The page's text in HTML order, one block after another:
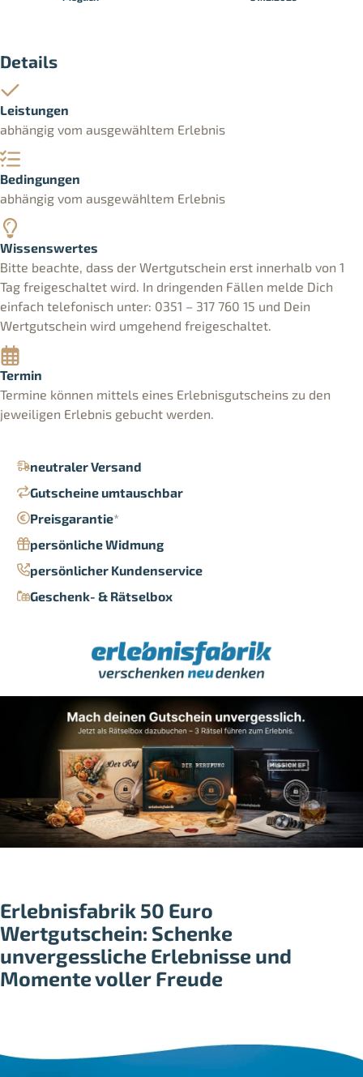
neutraler Versand
Gutscheine umtauschbar
Preisgarantie*
persönliche Widmung
persönlicher Kundenservice
Geschenk- & Rätselbox
Details
Leistungen
abhängig vom ausgewähltem Erlebnis
Bedingungen
abhängig vom ausgewähltem Erlebnis
Wissenswertes
Bitte beachte, dass der Wertgutschein erst innerhalb von 1
Tag freigeschaltet wird. In dringenden Fällen melde Dich
einfach telefonisch unter: 0351 – 317 760 15 und Dein
Wertgutschein wird umgehend freigeschaltet.
Termin
Termine können mittels eines Erlebnisgutscheins zu den
jeweiligen Erlebnis gebucht werden.
Erlebnisfabrik 50 Euro
Wertgutschein: Schenke
unvergessliche Erlebnisse und
Momente voller Freude